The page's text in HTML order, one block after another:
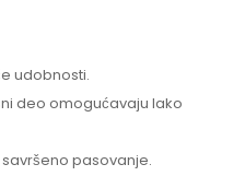
udobnosti.
deo omogućavaju lako
pasovanje.